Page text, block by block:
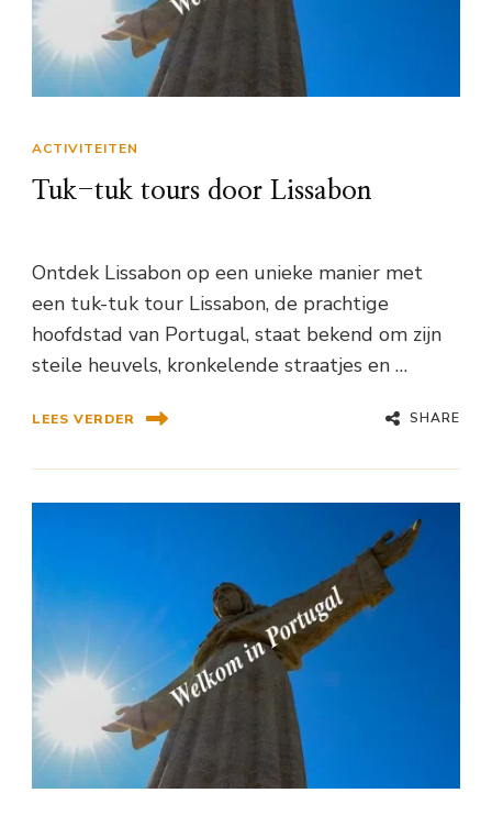
ACTIVITEITEN
Tuk-tuk tours door Lissabon
Ontdek Lissabon op een unieke manier met
een tuk-tuk tour Lissabon, de prachtige
hoofdstad van Portugal, staat bekend om zijn
steile heuvels, kronkelende straatjes en …
LEES VERDER SHARE